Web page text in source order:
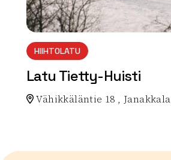
HIIHTOLATU
Latu Tietty-Huisti
Vähikkäläntie 18 , Janakkala